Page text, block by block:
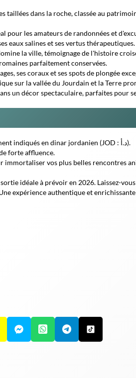
taillées dans la roche, classée au
pour les amateurs de randonnées et
eaux salines et ses vertus thérapeutiques.
la ville, témoignage de l'histoire
parfaitement conservées.
ses coraux et ses spots de plongée
sur la vallée du Jourdain et la Terre
un décor spectaculaire, parfaites pour
Consultez les horaires d'ouverture et les tarifs, généralement indiqués en dinar jordanien (JOD : د.أ).
forte affluence.
immortaliser vos plus belles rencontres
idéale à prévoir en 2026. Laissez-
expérience authentique et